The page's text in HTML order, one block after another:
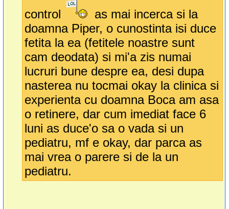
control
as mai incerca si la
doamna Piper, o cunostinta isi duce
fetita la ea (fetitele noastre sunt
cam deodata) si mi'a zis numai
lucruri bune despre ea, desi dupa
nasterea nu tocmai okay la clinica si
experienta cu doamna Boca am asa
o retinere, dar cum imediat face 6
luni as duce'o sa o vada si un
pediatru, mf e okay, dar parca as
mai vrea o parere si de la un
pediatru.